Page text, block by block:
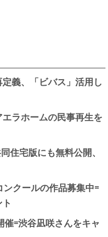
義、「ビバス」活用し
ラホームの民事再生を
住宅版にも無料公開、
クールの作品募集中=
催=渋谷凪咲さんをキャ